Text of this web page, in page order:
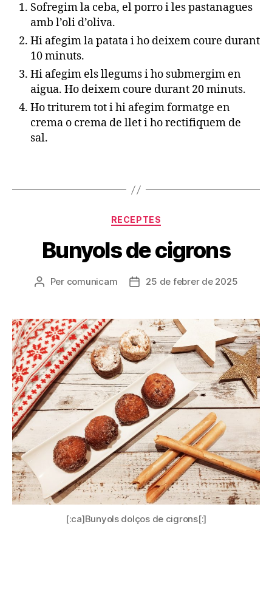
Sofregim la ceba, el porro i les pastanagues
amb l’oli d’oliva.
Hi afegim la patata i ho deixem coure durant
10 minuts.
Hi afegim els llegums i ho submergim en
aigua. Ho deixem coure durant 20 minuts.
Ho triturem tot i hi afegim formatge en
crema o crema de llet i ho rectifiquem de
sal.
Categories
RECEPTES
Bunyols de cigrons
Autor
Per comunicam
Data25 de febrer de 2025
[:ca]Bunyols dolços de cigrons[:]